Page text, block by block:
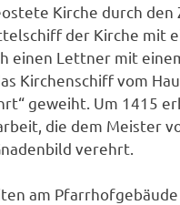
Kirche durch den
der Kirche mit
einen Lettner mit
Kirchenschiff vom
geweiht. Um 1415
die dem Meister
verehrt.
am